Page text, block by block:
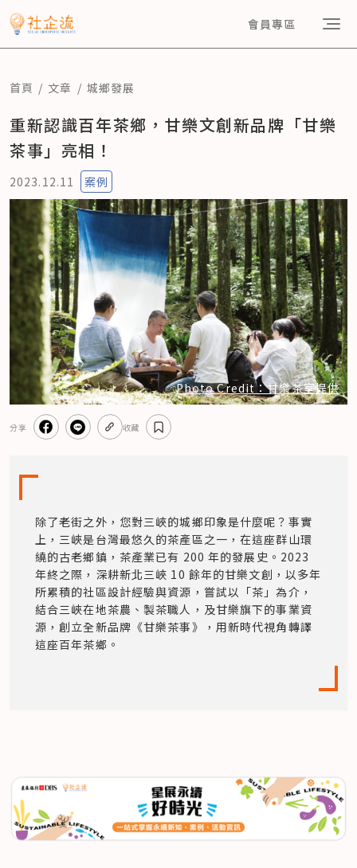
會員專區
首頁 文章 城鄉發展
重新認識百年茶鄉，甘樂文創新品牌「甘樂
茶事」亮相！
2023.12.11 案例
Photo Credit：甘樂茶室提供
分享 收藏
除了老街之外，您對三峽的城鄉印象是什麼呢？事實
上，三峽是台灣最悠久的茶產區之一，在這座群山環
繞的古老鄉鎮，茶產業已有 200 年的發展史。2023
年終之際，深耕新北三峽 10 餘年的甘樂文創，以多年
所累積的社區設計經驗與資源，嘗試以「茶」為介，
結合三峽在地茶農、製茶職人，及甘樂旗下的事業資
源，創立全新品牌《甘樂茶事》，用新時代視角轉譯
這座百年茶鄉。